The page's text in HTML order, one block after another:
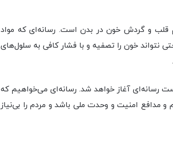
قلب و گردش خون در بدن است. رسانه‌ای که مواد
نتواند خون را تصفیه و با فشار کافی به سلول‌های
رسانه‌ای آغاز خواهد شد. رسانه‌ای می‌خواهیم که
و مدافع امنیت و وحدت ملی باشد و مردم را بی‌نیاز